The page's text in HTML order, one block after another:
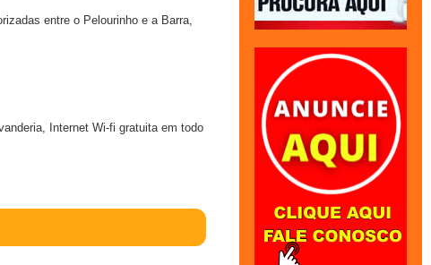
entre o Pelourinho e a Barra,
Internet Wi-fi gratuita em todo